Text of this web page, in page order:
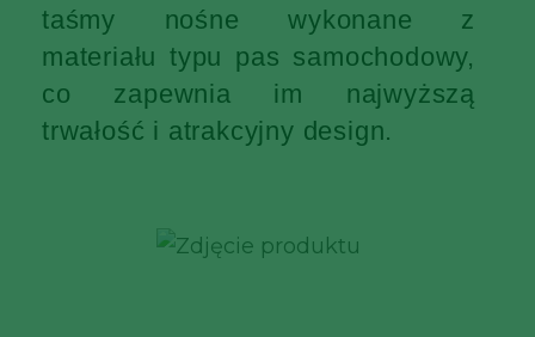
taśmy nośne wykonane z
materiału typu pas samochodowy,
co zapewnia im najwyższą
trwałość i atrakcyjny design.